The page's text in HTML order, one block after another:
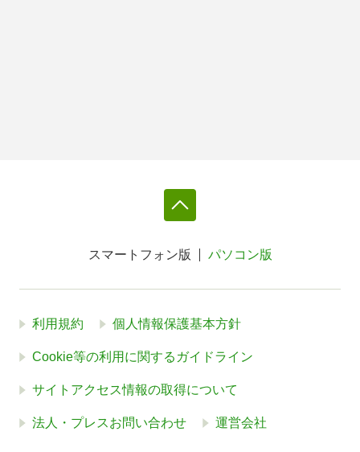
スマートフォン版 パソコン版
利用規約 個人情報保護基本方針
Cookie等の利用に関するガイドライン
サイトアクセス情報の取得について
法人・プレスお問い合わせ 運営会社